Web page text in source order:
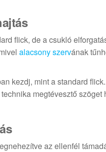
flick, de a csukló
alacsony szervának
kezdj, mint a standard
megtévesztő
az ellenfél